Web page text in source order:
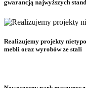
gwarancją najwyższych
Realizujemy projekty
mebli oraz wyrobów ze stali